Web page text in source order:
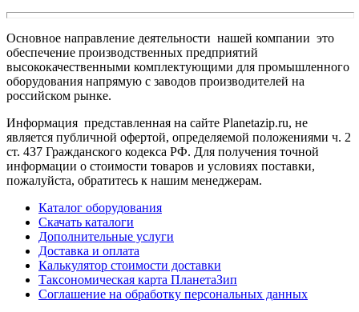
Основное направление деятельности нашей компании это
обеспечение производственных предприятий
высококачественными комплектующими для промышленного
оборудования напрямую с заводов производителей на
российском рынке.
Информация представленная на сайте Planetazip.ru, не
является публичной офертой, определяемой положениями ч. 2
ст. 437 Гражданского кодекса РФ. Для получения точной
информации о стоимости товаров и условиях поставки,
пожалуйста, обратитесь к нашим менеджерам.
Каталог оборудования
Скачать каталоги
Дополнительные услуги
Доставка и оплата
Калькулятор стоимости доставки
Таксономическая карта ПланетаЗип
Соглашение на обработку персональных данных